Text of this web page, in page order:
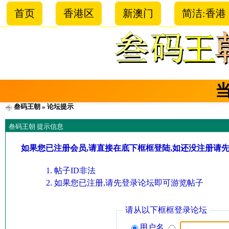
首页 香港区 新澳门 简洁:香港
叁码王朝 » 论坛提示
叁码王朝 提示信息
如果您已注册会员,请直接在底下框框登陆,如还没注册请
帖子ID非法
如果您已注册,请先登录论坛即可游览帖子
请从以下框框登录论坛
用户名